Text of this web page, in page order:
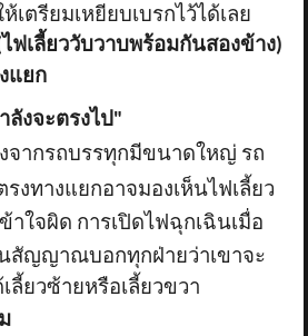
ตรียมเหยียบเบรกไว้ได้เลย
ฟเลี้ยววับวาบพร้อมกันสองข้าง)
แยก
ลังจะตรงไป"
จากรถบรรทุกมีขนาดใหญ่ รถ
งทางแยกอาจมองเห็นไฟเลี้ยว
าใจผิด การเปิดไฟฉุกเฉินเมื่อ
นสัญญาณบอกทุกฝ่ายว่าเขาจะ
เลี้ยวซ้ายหรือเลี้ยวขวา